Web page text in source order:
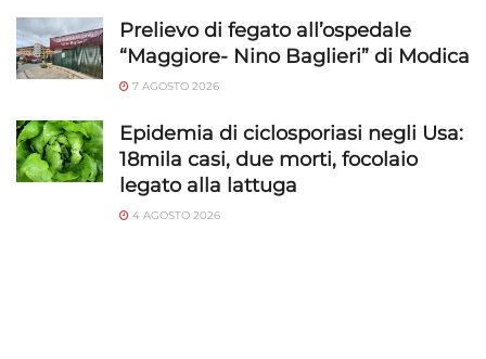
Prelievo di fegato all’ospedale
“Maggiore- Nino Baglieri” di Modica
7 AGOSTO 2026
Epidemia di ciclosporiasi negli Usa:
18mila casi, due morti, focolaio
legato alla lattuga
4 AGOSTO 2026